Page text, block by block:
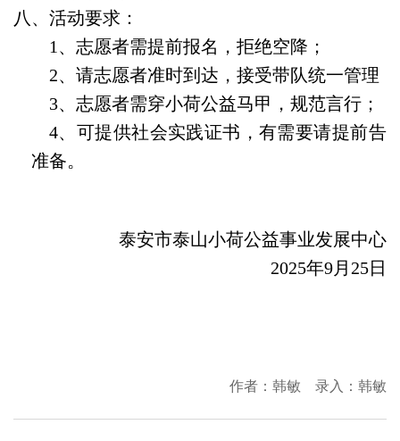
八、活动要求：
1、志愿者需提前报名，拒绝空降；
2、请志愿者准时到达，接受带队统一管理；
3、志愿者需穿小荷公益马甲，规范言行；
4、可提供社会实践证书，有需要请提前告
准备。
泰安市泰山小荷公益事业发展中心
2025年9月25日
作者：韩敏 录入：韩敏